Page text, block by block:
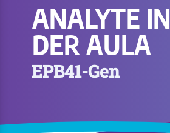
ANALYTE IN
DER AULA
EPB41-Gen